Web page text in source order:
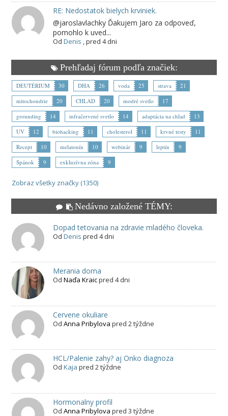
RE: Nedostatok bielych krviniek.
@jaroslavlachky Ďakujem Jaro za odpoveď,
pomohlo k uved...
Od Denis pred 4 dni
Prehľadaj fórum podľa značiek:
DEUTÉRIUM 30 DHA 26 voda 25 strava
21
mitochondrie
20 CHLAD 20 modré svetlo
17
grounding
14 infračervené svetlo 14 adaptácia na chlad
13
UV
12 biohacking 11 cholesterol 11 krvné testy
11
Recept
10 melatonín 10 webinár 9 leptín
9
Spánok
9 exkluzívna zóna 9
Zobraz všetky značky (1350)
Nedávno založené TÉMY:
Dopad tetovania na zdravie mladého človeka.
Od Denis pred 4 dni
Merania doma
Od Naďa Kraicpred 4 dni
Cervene okuliare
Od Anna Pribylova pred 2 týždne
HCL/Palenie zahy? aj Onko diagnoza
Od Kaja pred 2 týždne
Hormonalny profil
Od Anna Pribylova pred 3 týždne